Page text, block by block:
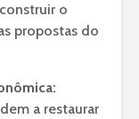
o
propostas do
a restaurar